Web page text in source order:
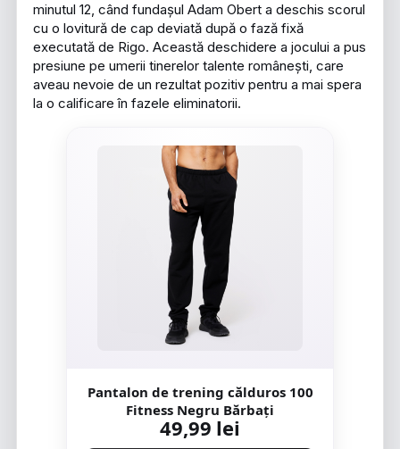
minutul 12, când fundașul Adam Obert a deschis scorul
cu o lovitură de cap deviată după o fază fixă
executată de Rigo. Această deschidere a jocului a pus
presiune pe umerii tinerelor talente românești, care
aveau nevoie de un rezultat pozitiv pentru a mai spera
la o calificare în fazele eliminatorii.
Pantalon de trening călduros 100
Fitness Negru Bărbați
49,99 lei